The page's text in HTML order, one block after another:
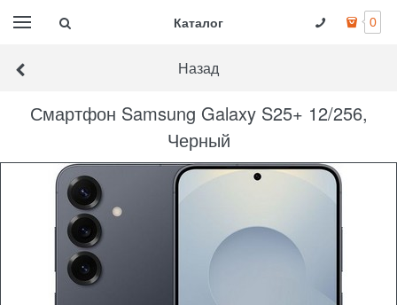
Каталог 0
Назад
Смартфон Samsung Galaxy S25+ 12/256,
Черный